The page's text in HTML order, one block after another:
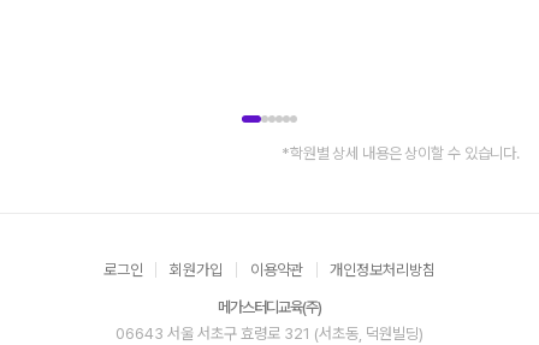
*학원별 상세 내용은 상이할 수 있습니다.
로그인 회원가입 이용약관 개인정보처리방침
메가스터디교육(주)
06643 서울 서초구 효령로 321 (서초동, 덕원빌딩)